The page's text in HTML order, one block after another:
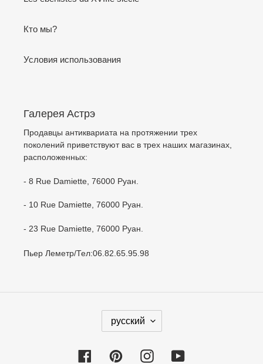
Кто мы?
Условия использования
Галерея Астрэ
Продавцы антиквариата на протяжении трех
поколений приветствуют вас в трех наших магазинах,
расположенных:
- 8 Rue Damiette, 76000 Руан.
- 10 Rue Damiette, 76000 Руан.
- 23 Rue Damiette, 76000 Руан.
Пьер Леметр/Тел:06.82.65.95.98
З
русский
FacebookPinterestInstagramYouTube